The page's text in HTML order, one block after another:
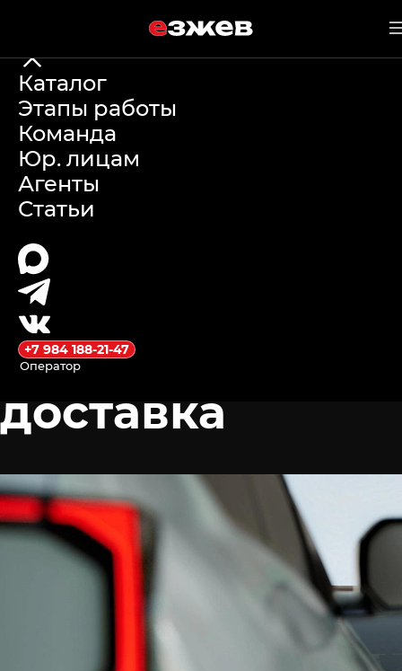
19 мая 2026 г.
Самые
надежные
автомобили из
Китая:
критерии
выбора и
доставка
езжев
Каталог
Этапы работы
Команда
Юр. лицам
Агенты
Статьи
+7 984 188-21-47
Оператор